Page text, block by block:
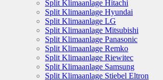
Split Klimaanlage Hitachi
Split Klimaanlage Hyundai
Split Klimaanlage LG
Split Klimaanlage Mitsubishi
Split Klimaanlage Panasonic
Split Klimaanlage Remko
Split Klimaanlage Riewitec
Split Klimaanlage Samsung
Split Klimaanlage Stiebel Eltron